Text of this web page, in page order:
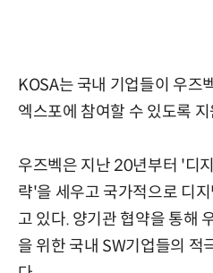
KOSA는 국내 기업들이 우즈
엑스포에 참여할 수 있도록
우즈벡은 지난 20년부터 '디
략'을 세우고 국가적으로 디
고 있다. 양기관 협약을 통해
을 위한 국내 SW기업들의 적